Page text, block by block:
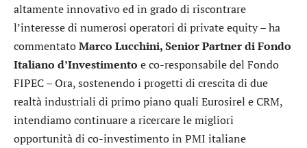
altamente innovativo ed in grado di riscontrare
l’interesse di numerosi operatori di private equity – ha
commentatoMarco Lucchini, Senior Partner di Fondo
Italiano d’Investimento e co-responsabile del Fondo
FIPEC – Ora, sostenendo i progetti di crescita di due
realtà industriali di primo piano quali Eurosirel e CRM,
intendiamo continuare a ricercare le migliori
opportunità di co-investimento in PMI italiane